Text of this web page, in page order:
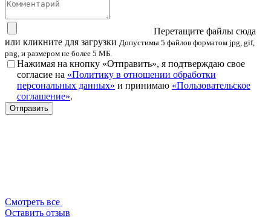
Перетащите файлы сюда
или кликните для загрузки Допустимы 5 файлов форматом jpg, gif,
png, и размером не более 5 МБ.
Нажимая на кнопку «Отправить», я подтверждаю свое
согласие на «Политику в отношении обработки
персональных данных» и принимаю «Пользовательское
соглашение».
Смотреть все
Оставить отзыв